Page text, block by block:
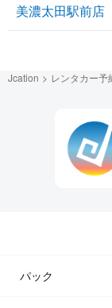
美濃太田駅前店
Jcation レンタカー予
パック